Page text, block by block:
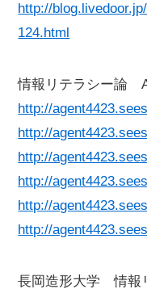
http://
124.html
情報リテラシー論
http://
http://
http://
http://
http://
http://
長岡造形大学 情報